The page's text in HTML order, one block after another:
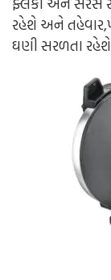
રહેશે અને
ઘણી સરળતા